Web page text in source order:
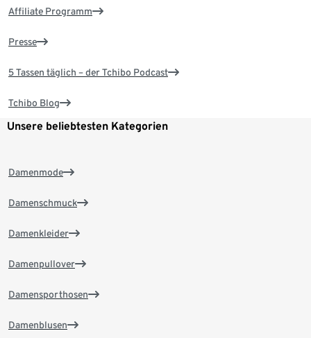
Affiliate Programm
Presse
5 Tassen täglich – der Tchibo Podcast
Tchibo Blog
Unsere beliebtesten Kategorien
Damenmode
Damenschmuck
Damenkleider
Damenpullover
Damensporthosen
Damenblusen